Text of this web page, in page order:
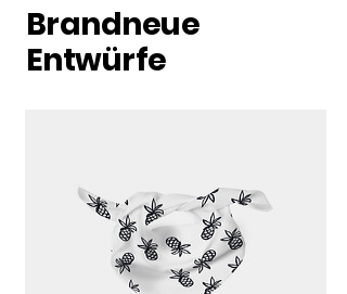
Brandneue
Entwürfe